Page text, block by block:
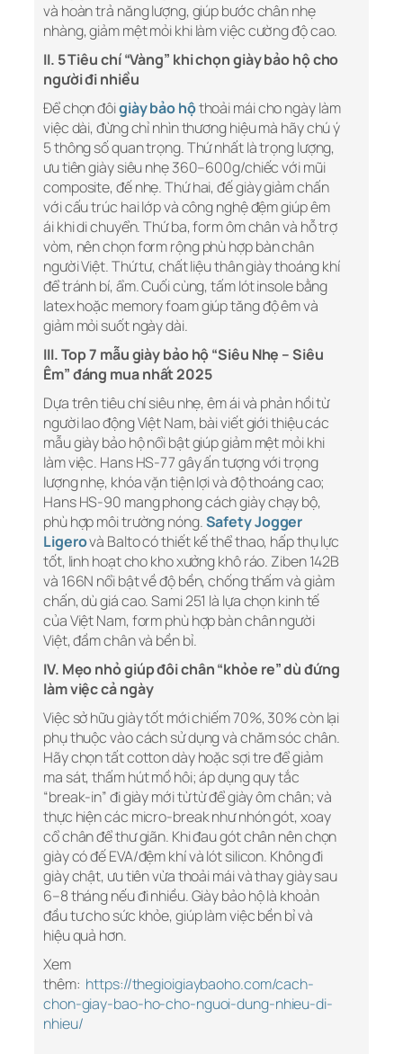
và hoàn trả năng lượng, giúp bước chân nhẹ
nhàng, giảm mệt mỏi khi làm việc cường độ cao.
II. 5 Tiêu chí “Vàng” khi chọn giày bảo hộ cho
người đi nhiều
Để chọn đôigiày bảo hộthoải mái cho ngày làm
việc dài, đừng chỉ nhìn thương hiệu mà hãy chú ý
5 thông số quan trọng. Thứ nhất là trọng lượng,
ưu tiên giày siêu nhẹ 360–600g/chiếc với mũi
composite, đế nhẹ. Thứ hai, đế giày giảm chấn
với cấu trúc hai lớp và công nghệ đệm giúp êm
ái khi di chuyển. Thứ ba, form ôm chân và hỗ trợ
vòm, nên chọn form rộng phù hợp bàn chân
người Việt. Thứ tư, chất liệu thân giày thoáng khí
để tránh bí, ẩm. Cuối cùng, tấm lót insole bằng
latex hoặc memory foam giúp tăng độ êm và
giảm mỏi suốt ngày dài.
III. Top 7 mẫu giày bảo hộ “Siêu Nhẹ – Siêu
Êm” đáng mua nhất 2025
Dựa trên tiêu chí siêu nhẹ, êm ái và phản hồi từ
người lao động Việt Nam, bài viết giới thiệu các
mẫu giày bảo hộ nổi bật giúp giảm mệt mỏi khi
làm việc. Hans HS-77 gây ấn tượng với trọng
lượng nhẹ, khóa vặn tiện lợi và độ thoáng cao;
Hans HS-90 mang phong cách giày chạy bộ,
phù hợp môi trường nóng.Safety Jogger
Ligerovà Balto có thiết kế thể thao, hấp thụ lực
tốt, linh hoạt cho kho xưởng khô ráo. Ziben 142B
và 166N nổi bật về độ bền, chống thấm và giảm
chấn, dù giá cao. Sami 251 là lựa chọn kinh tế
của Việt Nam, form phù hợp bàn chân người
Việt, đầm chân và bền bỉ.
IV. Mẹo nhỏ giúp đôi chân “khỏe re” dù đứng
làm việc cả ngày
Việc sở hữu giày tốt mới chiếm 70%, 30% còn lại
phụ thuộc vào cách sử dụng và chăm sóc chân.
Hãy chọn tất cotton dày hoặc sợi tre để giảm
ma sát, thấm hút mồ hôi; áp dụng quy tắc
“break-in” đi giày mới từ từ để giày ôm chân; và
thực hiện các micro-break như nhón gót, xoay
cổ chân để thư giãn. Khi đau gót chân nên chọn
giày có đế EVA/đệm khí và lót silicon. Không đi
giày chật, ưu tiên vừa thoải mái và thay giày sau
6–8 tháng nếu đi nhiều. Giày bảo hộ là khoản
đầu tư cho sức khỏe, giúp làm việc bền bỉ và
hiệu quả hơn.
Xem
thêm: https://thegioigiaybaoho.com/cach-
chon-giay-bao-ho-cho-nguoi-dung-nhieu-di-
nhieu/